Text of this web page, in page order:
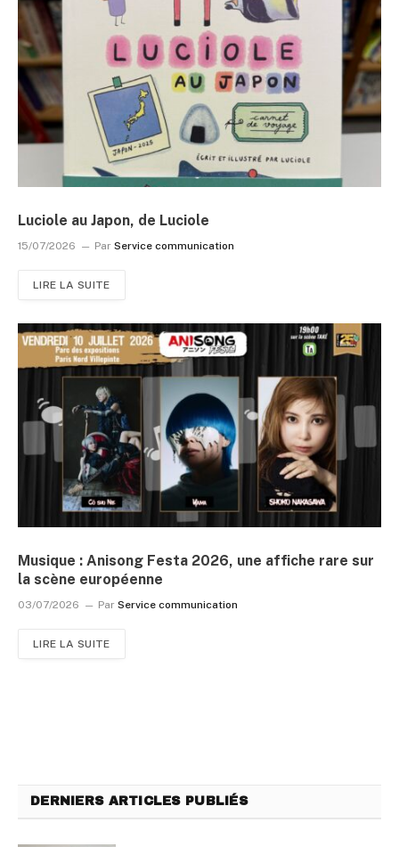
Luciole au Japon, de Luciole
15/07/2026 Par Service communication
LIRE LA SUITE
Musique : Anisong Festa 2026, une affiche rare sur
la scène européenne
03/07/2026 Par Service communication
LIRE LA SUITE
DERNIERS ARTICLES PUBLIÉS